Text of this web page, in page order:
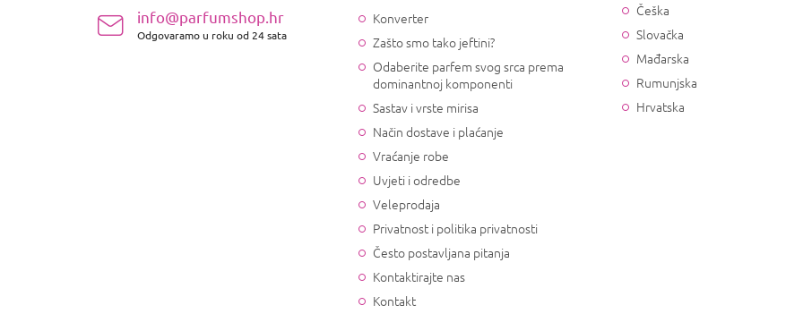
info@parfumshop.hr
Odgovaramo u roku od 24 sata
Konverter
Zašto smo tako jeftini?
Odaberite parfem svog srca prema
dominantnoj komponenti
Sastav i vrste mirisa
Način dostave i plaćanje
Vraćanje robe
Uvjeti i odredbe
Veleprodaja
Privatnost i politika privatnosti
Često postavljana pitanja
Kontaktirajte nas
Kontakt
Češka
Slovačka
Mađarska
Rumunjska
Hrvatska